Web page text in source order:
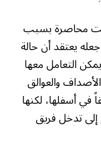
محاصرة بسبب
يعتقد أن حالة
التعامل معها
والعوالق
في أسفلها، لكنها
إلى تدخل فريق